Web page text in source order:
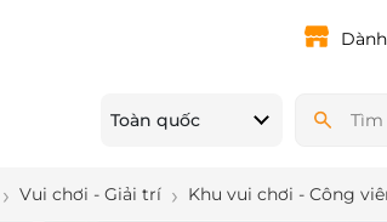
Toàn quốc
Vui chơi - Giải trí Khu vui chơi - Công